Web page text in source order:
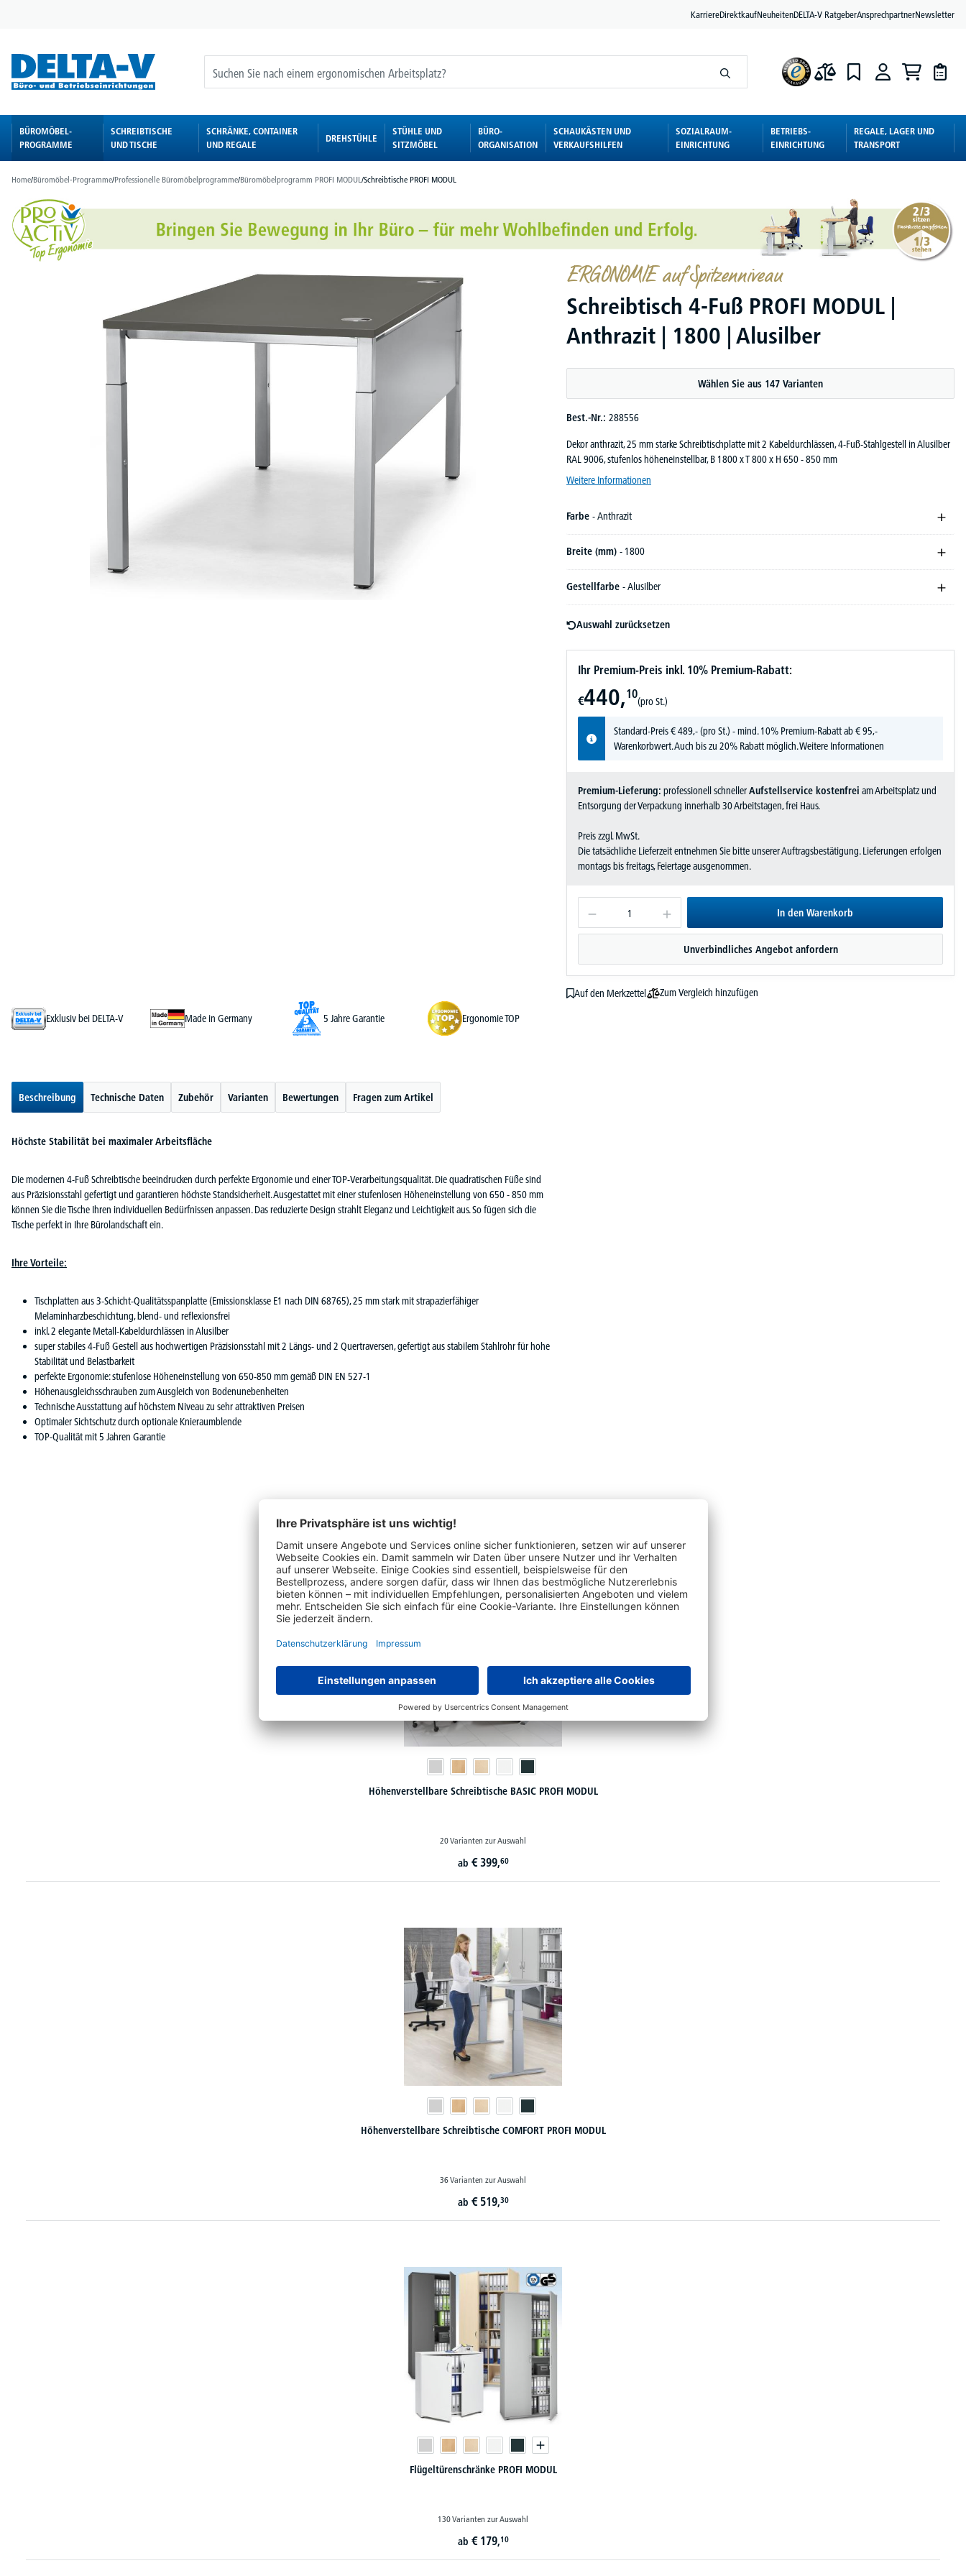
KarriereDirektkaufNeuheitenDELTA-V RatgeberAnsprechpartnerNewsletter
BÜROMÖBEL-
PROGRAMME
SCHREIBTISCHE
UND TISCHE
SCHRÄNKE, CONTAINER
UND REGALE
DREHSTÜHLE
STÜHLE UND
SITZMÖBEL
BÜRO-
ORGANISATION
SCHAUKÄSTEN UND
VERKAUFSHILFEN
SOZIALRAUM-
EINRICHTUNG
BETRIEBS-
EINRICHTUNG
REGALE, LAGER UND
TRANSPORT
Home/Büromöbel-Programme/Professionelle Büromöbelprogramme/Büromöbelprogramm PROFI MODUL/Schreibtische PROFI MODUL
ERGONOMIE auf Spitzenniveau
Schreibtisch 4-Fuß PROFI MODUL |
Anthrazit | 1800 | Alusilber
Wählen Sie aus 147 Varianten
Best.-Nr.: 288556
Dekor anthrazit, 25 mm starke Schreibtischplatte mit 2 Kabeldurchlässen, 4-Fuß-Stahlgestell in Alusilber
RAL 9006, stufenlos höheneinstellbar, B 1800 x T 800 x H 650 - 850 mm
Weitere Informationen
Farbe - Anthrazit
Breite (mm) - 1800
Gestellfarbe - Alusilber
Auswahl zurücksetzen
Ihr Premium-Preis inkl. 10% Premium-Rabatt:
€440,10
(pro St.)
Standard-Preis€489,-(pro St.) - mind. 10% Premium-Rabatt ab € 95,-
Warenkorbwert. Auch bis zu 20% Rabatt möglich.Weitere Informationen
Premium-Lieferung: professionell schnellerAufstellservice kostenfrei am Arbeitsplatz und
Entsorgung der Verpackung innerhalb 30 Arbeitstagen, frei Haus.
Preis zzgl. MwSt.
Die tatsächliche Lieferzeit entnehmen Sie bitte unserer Auftragsbestätigung. Lieferungen erfolgen
montags bis freitags, Feiertage ausgenommen.
In den Warenkorb
Unverbindliches Angebot anfordern
Auf den Merkzettel
Zum Vergleich hinzufügen
Exklusiv bei DELTA-V
Made in Germany 5 Jahre Garantie Ergonomie TOP
Beschreibung Technische Daten Zubehör Varianten Bewertungen Fragen zum Artikel
Höchste Stabilität bei maximaler Arbeitsfläche
Die modernen 4-Fuß Schreibtische beeindrucken durch perfekte Ergonomie und einer TOP-Verarbeitungsqualität. Die quadratischen Füße sind
aus Präzisionsstahl gefertigt und garantieren höchste Standsicherheit. Ausgestattet mit einer stufenlosen Höheneinstellung von 650 - 850 mm
können Sie die Tische Ihren individuellen Bedürfnissen anpassen. Das reduzierte Design strahlt Eleganz und Leichtigkeit aus. So fügen sich die
Tische perfekt in Ihre Bürolandschaft ein.
Ihre Vorteile:
Tischplatten aus 3-Schicht-Qualitätsspanplatte (Emissionsklasse E1 nach DIN 68765), 25 mm stark mit strapazierfähiger
Melaminharzbeschichtung, blend- und reflexionsfrei
inkl. 2 elegante Metall-Kabeldurchlässen in Alusilber
super stabiles 4-Fuß Gestell aus hochwertigen Präzisionsstahl mit 2 Längs- und 2 Quertraversen, gefertigt aus stabilem Stahlrohr für hohe
Stabilität und Belastbarkeit
perfekte Ergonomie: stufenlose Höheneinstellung von 650-850 mm gemäß DIN EN 527-1
Höhenausgleichsschrauben zum Ausgleich von Bodenunebenheiten
Technische Ausstattung auf höchstem Niveau zu sehr attraktiven Preisen
Optimaler Sichtschutz durch optionale Knieraumblende
TOP-Qualität mit 5 Jahren Garantie
Vervollständigen Sie Ihr PROFI MODUL Büromöbelprogramm
Höhenverstellbare Schreibtische BASIC PROFI MODUL
20 Varianten zur Auswahl
ab € 399,60
Höhenverstellbare Schreibtische COMFORT PROFI MODUL
36 Varianten zur Auswahl
ab € 519,30
Flügeltürenschränke PROFI MODUL
130 Varianten zur Auswahl
ab € 179,10